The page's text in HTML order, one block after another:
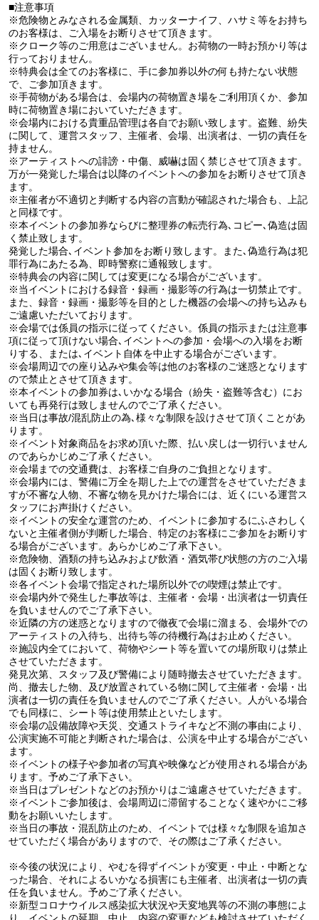
■注意事項
※危険物とみなされる金属類、カッターナイフ、ハサミ等をお持ち
のお客様は、ご入場をお断りさせて頂きます。
※クローク等のご用意はございません。お荷物の一時お預かり等は
行っておりません。
※特典会は全てのお客様に、手に参加券以外の何も持たない状態
で、ご参加頂きます。
※手荷物がある場合は、会場内の荷物置き場をご利用頂くか、参加
時に荷物置き場においていただきます。
※会場内における貴重品管理は各自でお願い致します。盗難、紛失
に関して、運営スタッフ、主催者、会場、出演者は、一切の責任を
持ません。
※アーティストへの誹謗・中傷、威嚇は固く禁じさせて頂きます。
万が一発覚した場合は以降のイベントへの参加をお断りさせて頂き
ます。
※主催者が不適切と判断する内容の言動が確認された場合も、上記
と同様です。
※本イベントの参加券ならびに整理券の転売行為､コピー､偽造は固
く禁止致します。
発覚した場合､イベント参加をお断り致します。また､偽造行為は犯
罪行為にあたる為、即時警察に通報致します。
※特典会の内容に関しては変更になる場合がございます。
※当イベントにおける録音・録画・撮影等の行為は一切禁止です。
また、録音・録画・撮影等を目的とした機器の会場への持ち込みも
ご遠慮いただいております。
※会場では係員の指示に従ってください。係員の指示または注意事
項に従って頂けない場合､イベントへの参加・会場への入場をお断
りする、または､イベント自体を中止する場合がございます。
※会場周辺での座り込みや集会等は他のお客様のご迷惑となります
ので禁止とさせて頂きます。
※本イベントの参加券は､いかなる場合（紛失・盗難等含む）にお
いても再発行は致しませんのでご了承ください。
※当日は事故/混乱防止の為､様々な制限を設けさせて頂くことがあ
ります。
※イベント対象商品をお求め頂いた際、払い戻しは一切行いません
のであらかじめご了承ください。
※会場までの交通費は、お客様ご自身のご負担となります。
※会場内には、警備に万全を期した上での運営をさせていただきま
すが不審な人物、不審な物を見かけた場合には、近くにいる運営ス
タッフにお声掛けください。
※イベントの安全な運営のため、イベントに参加するにふさわしく
ないと主催者側が判断した場合、特定のお客様にご参加をお断りす
る場合がございます。あらかじめご了承下さい。
※危険物、酒類の持ち込みおよび飲酒・酒気帯び状態の方のご入場
は固くお断り致します。
※各イベント会場で指定された場所以外での喫煙は禁止です。
※会場内外で発生した事故等は、主催者・会場・出演者は一切責任
を負いませんのでご了承下さい。
※近隣の方の迷惑となりますので徹夜で会場に溜まる、会場外での
アーティストの入待ち、出待ち等の待機行為はお止めください。
※施設内全てにおいて、荷物やシート等を置いての場所取りは禁止
させていただきます。
発見次第、スタッフ及び警備により随時撤去させていただきます。
尚、撤去した物、及び放置されている物に関して主催者・会場・出
演者は一切の責任を負いませんのでご了承ください。人がいる場合
でも同様に、シート等は使用禁止といたします。
※会場の設備故障や天災、交通ストライキなど不測の事由により、
公演実施不可能と判断された場合は、公演を中止する場合がござい
ます。
※イベントの様子や参加者の写真や映像などが使用される場合があ
ります。予めご了承下さい。
※当日はプレゼントなどのお預かりはご遠慮させていただきます。
※イベントご参加後は、会場周辺に滞留することなく速やかにご移
動をお願いいたします。
※当日の事故・混乱防止のため、イベントでは様々な制限を追加さ
せていただく場合がありますので、その際はご了承ください。
※今後の状況により、やむを得ずイベントが変更・中止・中断とな
った場合、それによるいかなる損害にも主催者、出演者は一切の責
任を負いません。予めご了承ください。
※新型コロナウイルス感染拡大状況や天変地異等の不測の事態によ
り、イベントの延期、中止、内容の変更なども検討させていただく